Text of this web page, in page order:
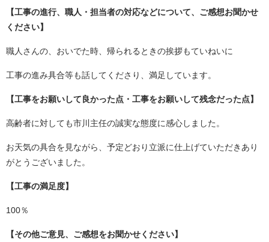
【工事の進行、職人・担当者の対応などについて、ご感想お聞かせ
ください】
職人さんの、おいでた時、帰られるときの挨拶もていねいに
工事の進み具合等も話してくださり、満足しています。
【工事をお願いして良かった点・工事をお願いして残念だった点】
高齢者に対しても市川主任の誠実な態度に感心しました。
お天気の具合を見ながら、予定どおり立派に仕上げていただきあり
がとうございました。
【工事の満足度】
100％
【その他ご意見、ご感想をお聞かせください】